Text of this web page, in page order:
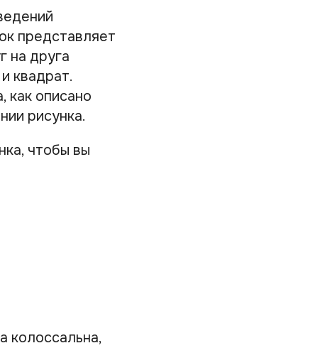
представляет
на друга
квадрат.
как описано
рисунка.
чтобы вы
колоссальна,